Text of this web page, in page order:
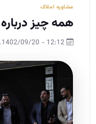
مشاوره املاک
همه چیز